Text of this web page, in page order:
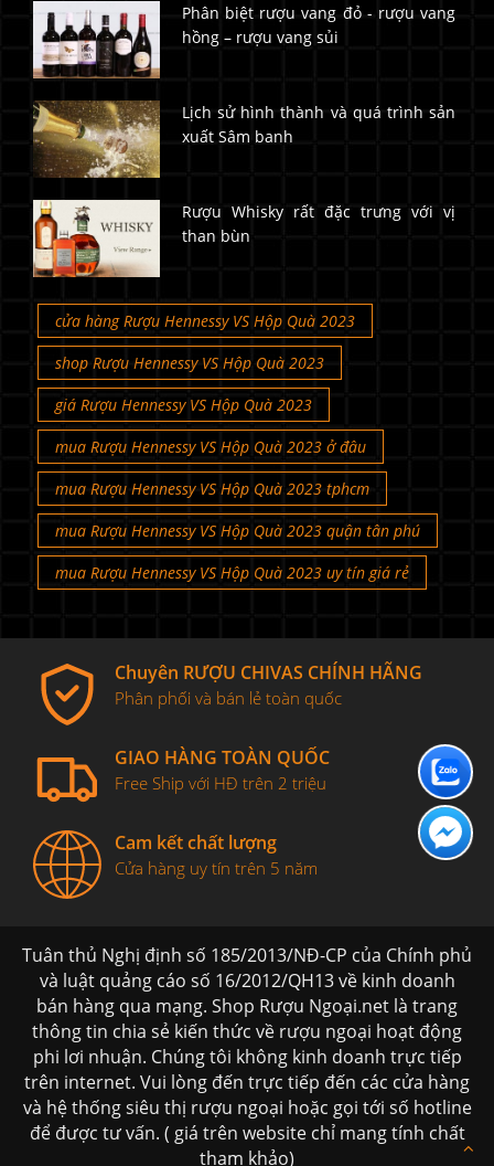
Phân biệt rượu vang đỏ - rượu vang
hồng – rượu vang sủi
Lịch sử hình thành và quá trình sản
xuất Sâm banh
Rượu Whisky rất đặc trưng với vị
than bùn
cửa hàng Rượu Hennessy VS Hộp Quà 2023
shop Rượu Hennessy VS Hộp Quà 2023
giá Rượu Hennessy VS Hộp Quà 2023
mua Rượu Hennessy VS Hộp Quà 2023 ở đâu
mua Rượu Hennessy VS Hộp Quà 2023 tphcm
mua Rượu Hennessy VS Hộp Quà 2023 quận tân phú
mua Rượu Hennessy VS Hộp Quà 2023 uy tín giá rẻ
Chuyên RƯỢU CHIVAS CHÍNH HÃNG
Phân phối và bán lẻ toàn quốc
GIAO HÀNG TOÀN QUỐC
Free Ship với HĐ trên 2 triệu
Cam kết chất lượng
Cửa hàng uy tín trên 5 năm
Tuân thủ Nghị định số 185/2013/NĐ-CP của Chính phủ
và luật quảng cáo số 16/2012/QH13 về kinh doanh
bán hàng qua mạng. Shop Rượu Ngoại.net là trang
thông tin chia sẻ kiến thức về rượu ngoại hoạt động
phi lơi nhuận. Chúng tôi không kinh doanh trực tiếp
trên internet. Vui lòng đến trực tiếp đến các cửa hàng
và hệ thống siêu thị rượu ngoại hoặc gọi tới số hotline
để được tư vấn. ( giá trên website chỉ mang tính chất
tham khảo)